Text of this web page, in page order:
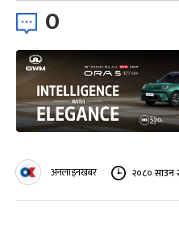
0
अनलाइनखबर २०८० साउन